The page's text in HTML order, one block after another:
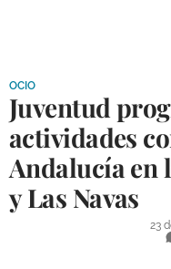
DEPORTES
COMPETICIONES
DEPORTE BASE
OCIO
Juventud
actividades
Andalucía en
y Las Navas
23